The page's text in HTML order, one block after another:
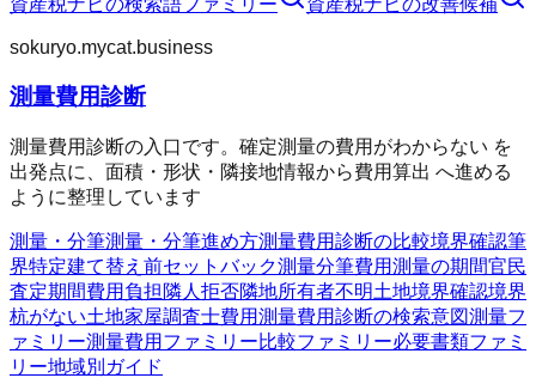
資産税ナビの検索語ファミリー 資産税ナビの改善候補
sokuryo.mycat.business
測量費用診断
測量費用診断の入口です。確定測量の費用がわからない を
出発点に、面積・形状・隣接地情報から費用算出 へ進める
ように整理しています
測量・分筆測量・分筆進め方測量費用診断の比較境界確認筆
界特定建て替え前セットバック測量分筆費用測量の期間官民
査定期間費用負担 隣人拒否隣地所有者不明土地境界確認境界
杭がない土地家屋調査士費用測量費用診断の検索意図測量フ
ァミリー測量費用ファミリー比較ファミリー必要書類ファミ
リー地域別ガイド